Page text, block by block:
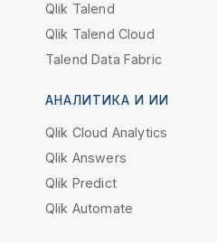
Qlik Talend
Qlik Talend Cloud
Talend Data Fabric
АНАЛИТИКА И ИИ
Qlik Cloud Analytics
Qlik Answers
Qlik Predict
Qlik Automate